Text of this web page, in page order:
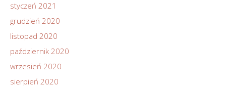
styczeń 2021
grudzień 2020
listopad 2020
październik 2020
wrzesień 2020
sierpień 2020